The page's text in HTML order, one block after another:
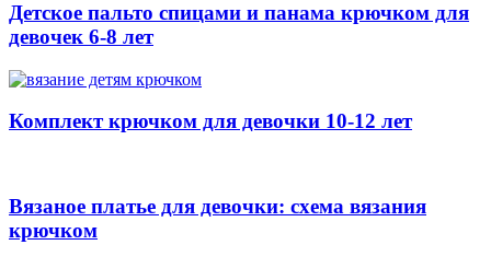
Детское пальто спицами и панама крючком для
девочек 6-8 лет
Комплект крючком для девочки 10-12 лет
Вязаное платье для девочки: схема вязания
крючком